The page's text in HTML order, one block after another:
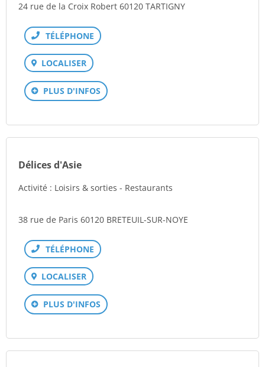
24 rue de la Croix Robert 60120 TARTIGNY
Téléphone
LOCALISER
PLUS D'INFOS
Délices d'Asie
Activité : Loisirs & sorties - Restaurants
38 rue de Paris 60120 BRETEUIL-SUR-NOYE
Téléphone
LOCALISER
PLUS D'INFOS